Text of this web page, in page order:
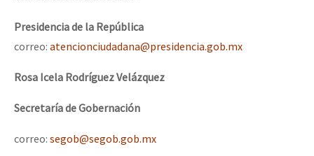
Presidencia de la República
correo: atencionciudadana@presidencia.gob.mx
Rosa Icela Rodríguez Velázquez
Secretaría de Gobernación
correo: segob@segob.gob.mx